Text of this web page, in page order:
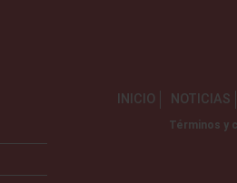
INICIO NOTICIAS
Términos y